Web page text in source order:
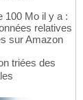
100 Mo il y a :
relatives
sur Amazon
triées des